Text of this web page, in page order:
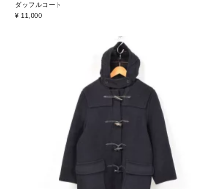
ダッフルコート
¥ 11,000